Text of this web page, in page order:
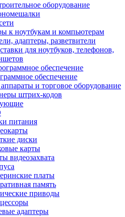
оборудование
к ноутбукам и компьютерам
адаптеры, разветвители
для ноутбуков, телефонов,
обеспечение
обеспечение
и торговое оборудование
штрих-кодов
питания
диски
карты
видеозахвата
платы
память
приводы
адаптеры